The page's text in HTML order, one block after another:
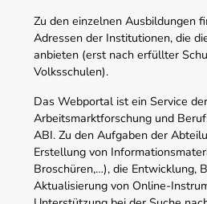
Zu den einzelnen Ausbildungen
Adressen der Institutionen, die
anbieten (erst nach erfüllter
Volksschulen).
Das Webportal ist ein Service
Arbeitsmarktforschung und
ABI. Zu den Aufgaben der
Erstellung von
Broschüren,…), die Entwicklung,
Aktualisierung von Online-